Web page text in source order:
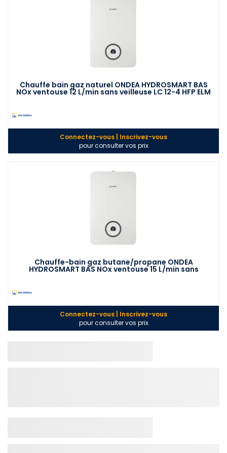
Chauffe bain gaz naturel ONDEA HYDROSMART BAS
NOx ventouse 12 L/min sans veilleuse LC 12-4 HFP ELM
Connectez-vous | Inscrivez-vous
pour consulter vos prix
Chauffe-bain gaz butane/propane ONDEA
HYDROSMART BAS NOx ventouse 15 L/min sans
Connectez-vous | Inscrivez-vous
pour consulter vos prix